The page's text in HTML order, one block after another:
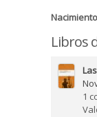
Libros
1